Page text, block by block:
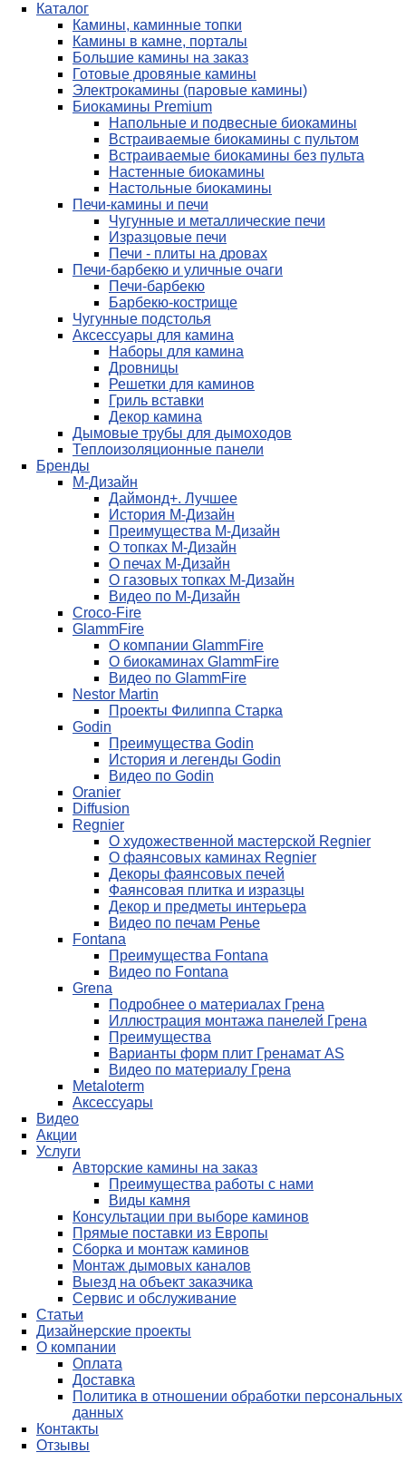
Каталог
Камины, каминные топки
Камины в камне, порталы
Большие камины на заказ
Готовые дровяные камины
Электрокамины (паровые камины)
Биокамины Premium
Напольные и подвесные биокамины
Встраиваемые биокамины с пультом
Встраиваемые биокамины без пульта
Настенные биокамины
Настольные биокамины
Печи-камины и печи
Чугунные и металлические печи
Изразцовые печи
Печи - плиты на дровах
Печи-барбекю и уличные очаги
Печи-барбекю
Барбекю-кострище
Чугунные подстолья
Аксессуары для камина
Наборы для камина
Дровницы
Решетки для каминов
Гриль вставки
Декор камина
Дымовые трубы для дымоходов
Теплоизоляционные панели
Бренды
М-Дизайн
Даймонд+. Лучшее
История М-Дизайн
Преимущества М-Дизайн
О топках М-Дизайн
О печах М-Дизайн
О газовых топках М-Дизайн
Видео по М-Дизайн
Croco-Fire
GlammFire
О компании GlammFire
О биокаминах GlammFire
Видео по GlammFire
Nestor Martin
Проекты Филиппа Старка
Godin
Преимущества Godin
История и легенды Godin
Видео по Godin
Oranier
Diffusion
Regnier
О художественной мастерской Regnier
О фаянсовых каминах Regnier
Декоры фаянсовых печей
Фаянсовая плитка и изразцы
Декор и предметы интерьера
Видео по печам Ренье
Fontana
Преимущества Fontana
Видео по Fontana
Grena
Подробнее о материалах Грена
Иллюстрация монтажа панелей Грена
Преимущества
Варианты форм плит Гренамат AS
Видео по материалу Грена
Metaloterm
Аксессуары
Видео
Акции
Услуги
Авторские камины на заказ
Преимущества работы с нами
Виды камня
Консультации при выборе каминов
Прямые поставки из Европы
Сборка и монтаж каминов
Монтаж дымовых каналов
Выезд на объект заказчика
Сервис и обслуживание
Статьи
Дизайнерские проекты
О компании
Оплата
Доставка
Политика в отношении обработки персональных
данных
Контакты
Отзывы